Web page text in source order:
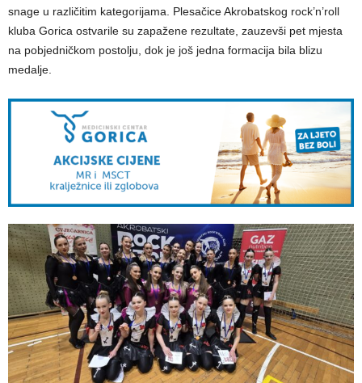
snage u različitim kategorijama. Plesačice Akrobatskog rock’n’roll
kluba Gorica ostvarile su zapažene rezultate, zauzevši pet mjesta
na pobjedničkom postolju, dok je još jedna formacija bila blizu
medalje.